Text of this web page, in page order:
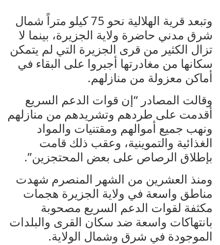
وتبعد قرية الهلالية نحو 75 كيلو متراً شمال
شرق مدني حاضرة ولاية الجزيرة، بينما لا
تزال الكثير من قرى الجزيرة التي لم يتمكن
سكانها من مغادرتها أجبروا على البقاء في
أماكن معزولة من منازلهم.
وقالت المصادر “إن قوات الدعم السريع
أقدمت على طردهم وتشريدهم من منازلهم
ونهب جميع أموالهم ومقتنيات والمواد
الغذائية والتموينية، وعقب ذلك قامت
بإطلاق الرصاص على بعض المحتجزين”.
ومنذ العشرين من الشهر المنصرم شهدت
مناطق واسعة في ولاية الجزيرة هجمات
مكثفة لقوات الدعم السريع مصحوبة
بانتهاكات واسعة ضد سكان القرى والبلدات
الموجودة في شرق وشمال الولاية.